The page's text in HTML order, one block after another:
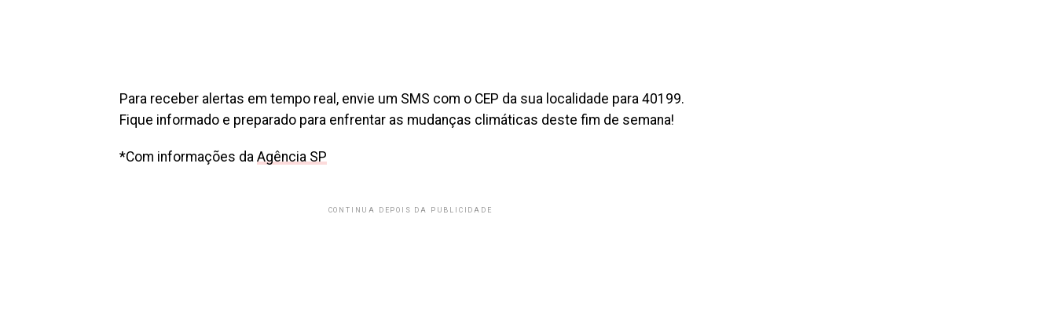
Para receber alertas em tempo real, envie um SMS com o CEP da sua localidade para 40199.
Fique informado e preparado para enfrentar as mudanças climáticas deste fim de semana!
*Com informações da Agência SP
CONTINUA DEPOIS DA PUBLICIDADE